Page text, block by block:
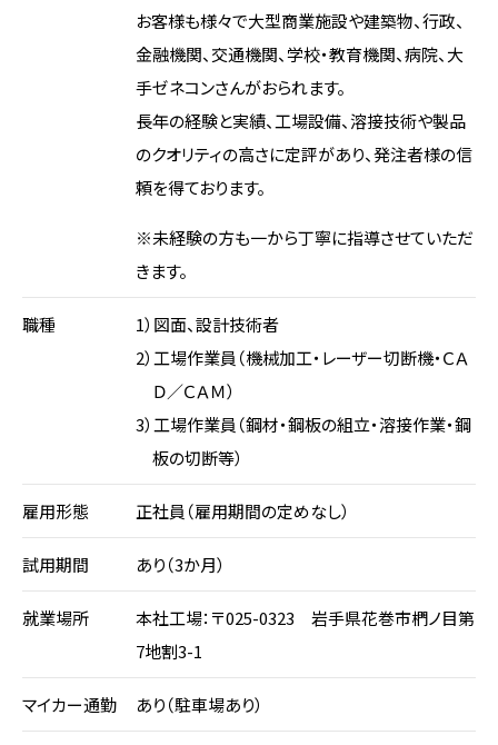
お客様も様々で大型商業施設や建築物、行政、
金融機関、交通機関、学校・教育機関、病院、大
手ゼネコンさんがおられます。
長年の経験と実績、工場設備、溶接技術や製品
のクオリティの高さに定評があり、発注者様の信
頼を得ております。
※未経験の方も一から丁寧に指導させていただ
きます。
職種
1）図面、設計技術者
2）工場作業員（機械加工・レーザー切断機・ＣＡ
Ｄ／ＣＡＭ）
3）工場作業員（鋼材・鋼板の組立・溶接作業・鋼
板の切断等）
雇用形態 正社員（雇用期間の定めなし）
試用期間 あり（3か月）
就業場所
本社工場：〒025-0323 岩手県花巻市椚ノ目第
7地割3-1
マイカー通勤 あり（駐車場あり）